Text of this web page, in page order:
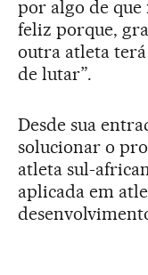
por algo de que
feliz porque,
outra atleta
de lutar”.
Desde sua
solucionar o
atleta sul-
aplicada em